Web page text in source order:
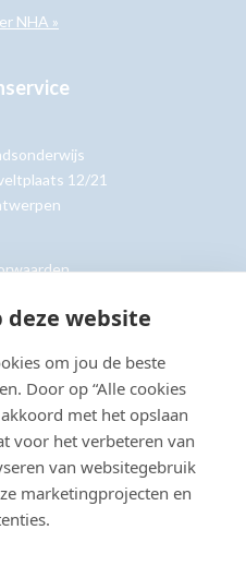
deze website
om jou de beste
Door op “Alle cookies
met het opslaan
voor het verbeteren van
van websitegebruik
marketingprojecten en
NHA »
12/21
»
en cookieverklaring
Sitemap